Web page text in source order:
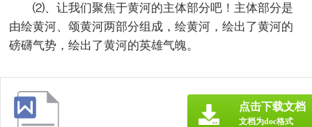
⑵、让我们聚焦于黄河的主体部分吧！主体部分是
由绘黄河、颂黄河两部分组成，绘黄河，绘出了黄河的
磅礴气势，绘出了黄河的英雄气魄。
点击下载文档
文档为doc格式